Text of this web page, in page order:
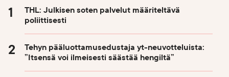
THL: Julkisen soten palvelut määriteltävä
poliittisesti
Tehyn pääluottamusedustaja yt-neuvotteluista:
”Itsensä voi ilmeisesti säästää hengiltä”